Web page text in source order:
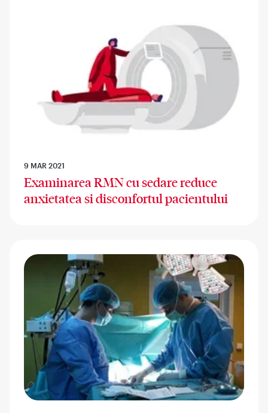
9 MAR 2021
Examinarea RMN cu sedare reduce
anxietatea si disconfortul pacientului